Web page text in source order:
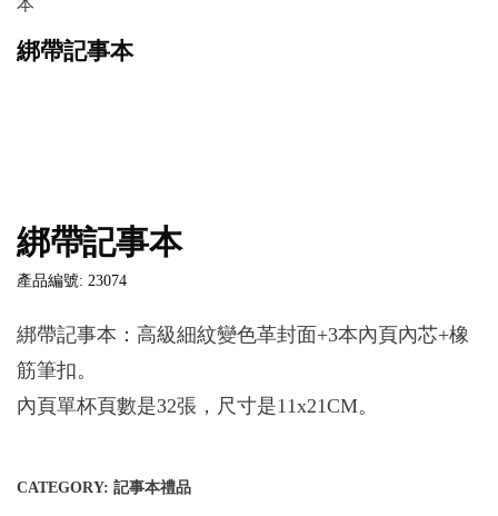
本
綁帶記事本
綁帶記事本
產品編號: 23074
綁帶記事本：高級細紋變色革封面+3本內頁內芯+橡
筋筆扣。
內頁單杯頁數是32張，尺寸是11x21CM。
CATEGORY: 記事本禮品